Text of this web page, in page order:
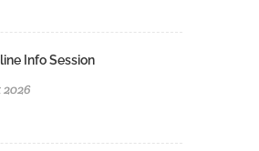
Info Session
2026